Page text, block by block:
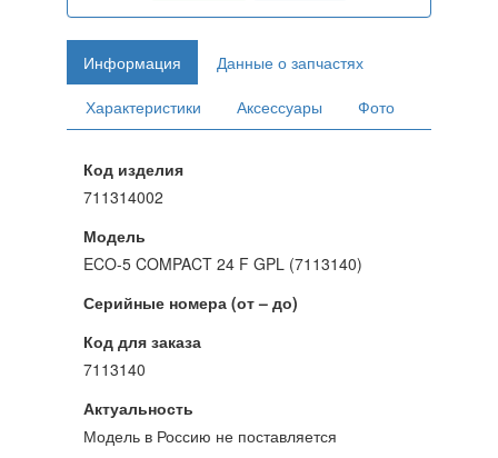
Информация
Данные о запчастях
Характеристики
Аксессуары Фото
Код изделия
711314002
Модель
ECO-5 COMPACT 24 F GPL (7113140)
Серийные номера (от – до)
Код для заказа
7113140
Актуальность
Модель в Россию не поставляется